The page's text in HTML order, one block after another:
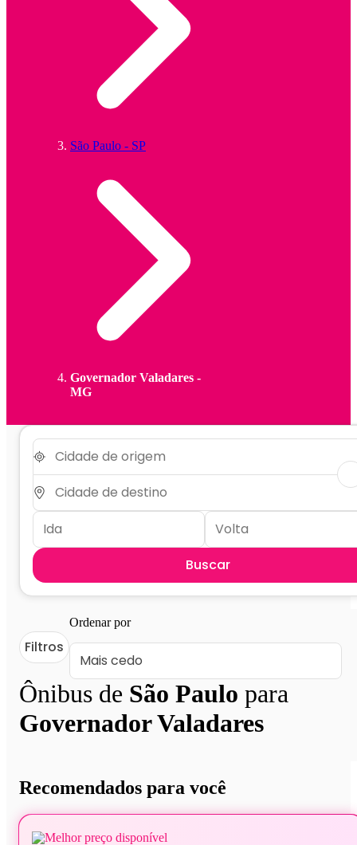
São Paulo - SP
Governador Valadares -
MG
Buscar
Ônibus de São Paulo para
Governador Valadares
Filtros
Ordenar por
Recomendados para você
Melhor preço disponível